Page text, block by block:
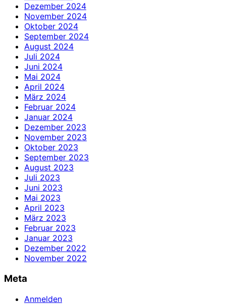
Dezember 2024
November 2024
Oktober 2024
September 2024
August 2024
Juli 2024
Juni 2024
Mai 2024
April 2024
März 2024
Februar 2024
Januar 2024
Dezember 2023
November 2023
Oktober 2023
September 2023
August 2023
Juli 2023
Juni 2023
Mai 2023
April 2023
März 2023
Februar 2023
Januar 2023
Dezember 2022
November 2022
Meta
Anmelden